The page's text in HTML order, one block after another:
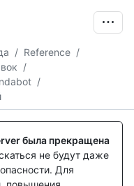
/ Reference /
/
/
была прекращена
не будут даже
Для